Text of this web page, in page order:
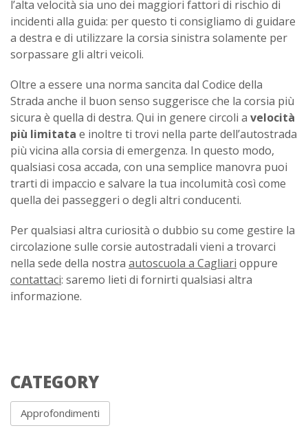
l’alta velocità sia uno dei maggiori fattori di rischio di
incidenti alla guida: per questo ti consigliamo di guidare
a destra e di utilizzare la corsia sinistra solamente per
sorpassare gli altri veicoli.
Oltre a essere una norma sancita dal Codice della
Strada anche il buon senso suggerisce che la corsia più
sicura è quella di destra. Qui in genere circoli a velocità
più limitata e inoltre ti trovi nella parte dell’autostrada
più vicina alla corsia di emergenza. In questo modo,
qualsiasi cosa accada, con una semplice manovra puoi
trarti di impaccio e salvare la tua incolumità così come
quella dei passeggeri o degli altri conducenti.
Per qualsiasi altra curiosità o dubbio su come gestire la
circolazione sulle corsie autostradali vieni a trovarci
nella sede della nostra autoscuola a Cagliari oppure
contattaci: saremo lieti di fornirti qualsiasi altra
informazione.
CATEGORY
Approfondimenti